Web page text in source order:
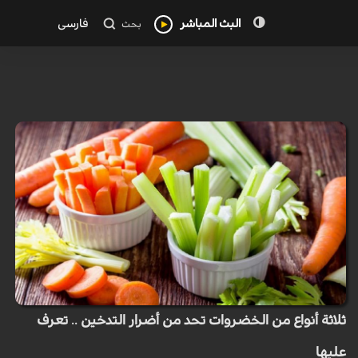
البث المباشر بحث فارسی
ثلاثة أنواع من الخضروات تحد من أضرار التدخين .. تعرف
عليها